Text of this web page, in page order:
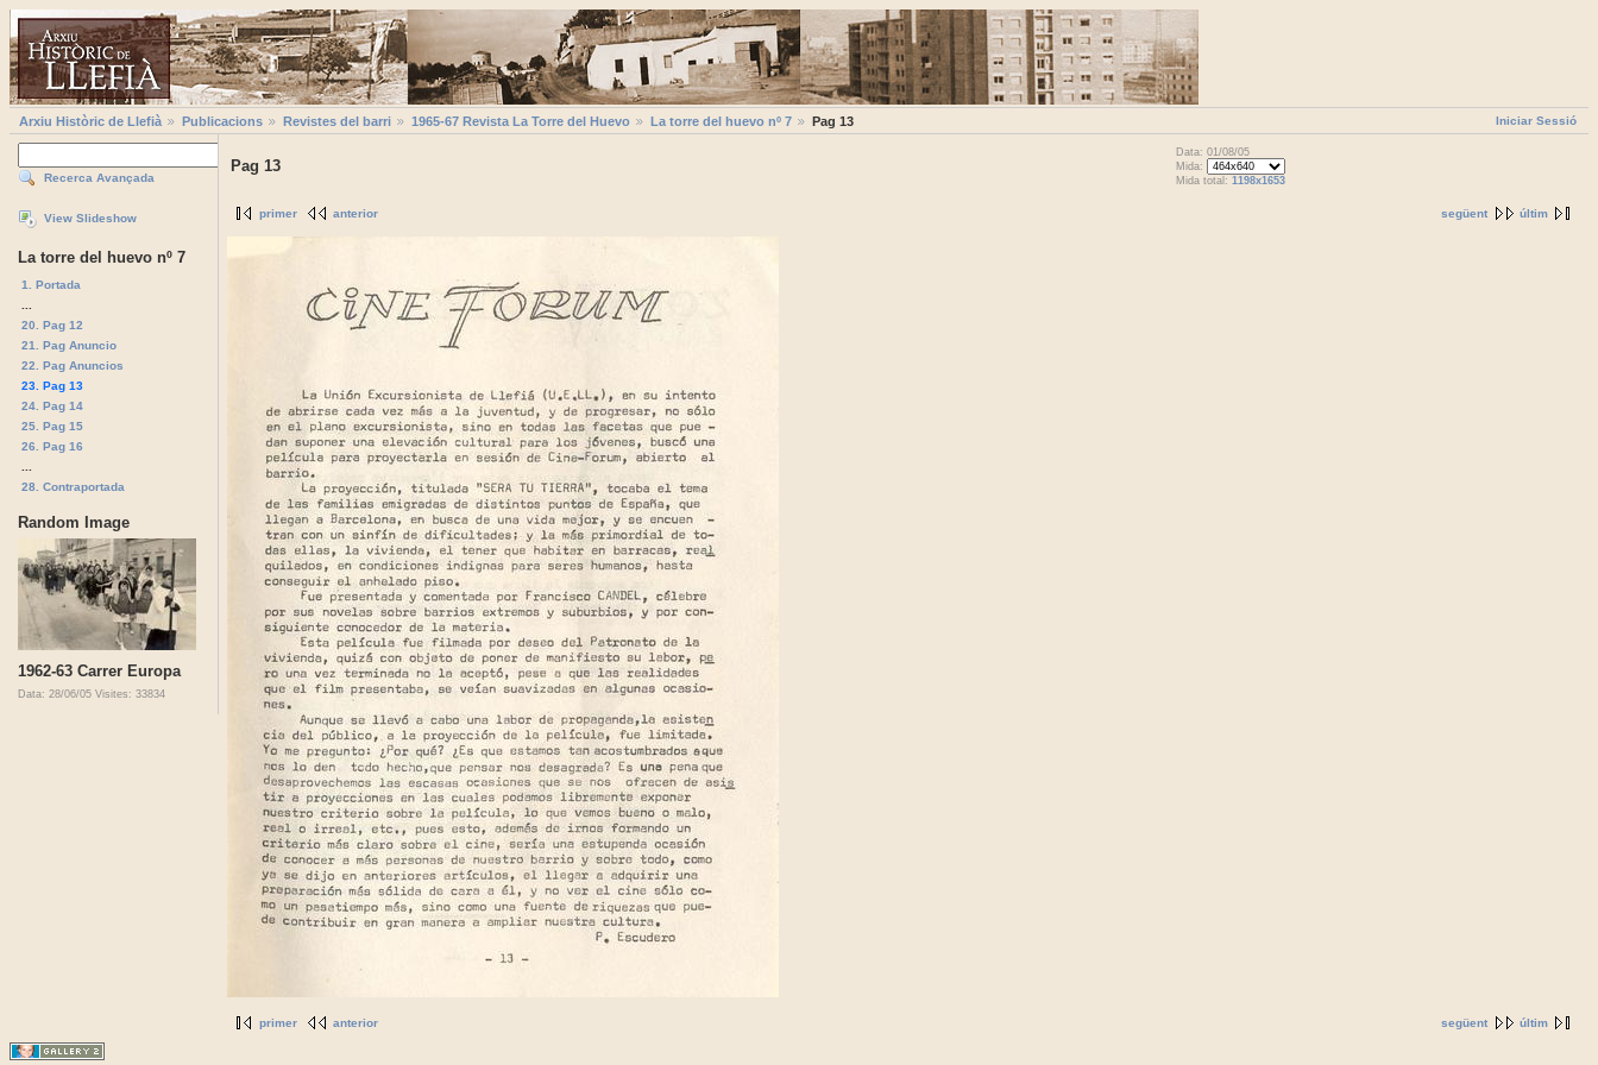
Iniciar Sessió
Arxiu Històric de Llefià Publicacions Revistes del barri 1965-67 Revista La Torre del Huevo La torre del huevo nº 7 Pag 13
Recerca Avançada
View Slideshow
La torre del huevo nº 7
1. Portada
20. Pag 12
21. Pag Anuncio
22. Pag Anuncios
23. Pag 13
24. Pag 14
25. Pag 15
26. Pag 16
28. Contraportada
Random Image
1962-63 Carrer Europa
Data: 28/06/05 Visites: 33834
Pag 13
Data: 01/08/05
Mida:
Mida total: 1198x1653
següent últim
primer anterior
següent últim
primer anterior